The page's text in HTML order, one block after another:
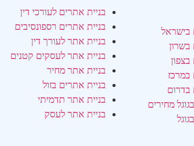
בישראל
בשרון
במרכז
בדרום
מחירים
בניית אתרים לעורכי דין
בניית אתרים רספונסיבים
בניית אתר לעורך דין
בניית אתר לעסקים קטנים
בניית אתר מחיר
בניית אתרים בזול
בניית אתר תדמיתי
בניית אתר לעסק